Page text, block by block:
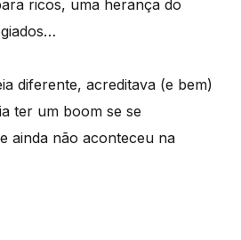
ricos, uma herança do
diferente, acreditava (e bem)
ter um boom se se
ainda não aconteceu na